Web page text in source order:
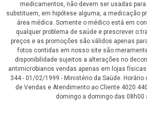
medicamentos, não devem ser usadas
substituem, em hipótese alguma, a medicação
área médica. Somente o médico está em
qualquer problema de saúde e prescrever o
preços e as promoções são válidos apenas
fotos contidas em nosso site são
disponibilidade sujeitos a alterações no
antimicrobianos vendas apenas em lojas
344 - 01/02/1999 - Ministério da Saúde. Horário
de Vendas e Atendimento ao Cliente 4020
domingo a domingo das 08h00